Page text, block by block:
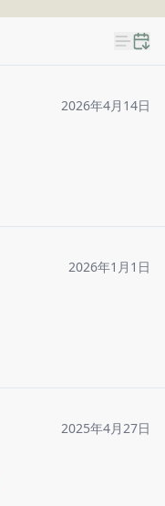
2026年4月14日
2026年1月1日
2025年4月27日